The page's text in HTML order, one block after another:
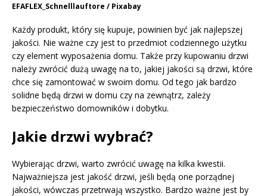
EFAFLEX_Schnelllauftore / Pixabay
Każdy produkt, który się kupuje, powinien być jak najlepszej
jakości. Nie ważne czy jest to przedmiot codziennego użytku
czy element wyposażenia domu. Także przy kupowaniu drzwi
należy zwrócić dużą uwagę na to, jakiej jakości są drzwi, które
chce się zamontować w swoim domu. Od tego jak bardzo
solidne będą drzwi w domu czy na zewnątrz, zależy
bezpieczeństwo domowników i dobytku.
Jakie drzwi wybrać?
Wybierając drzwi, warto zwrócić uwagę na kilka kwestii.
Najważniejsza jest jakość drzwi, jeśli będą one porządnej
jakości, wówczas przetrwają wszystko. Bardzo ważne jest by